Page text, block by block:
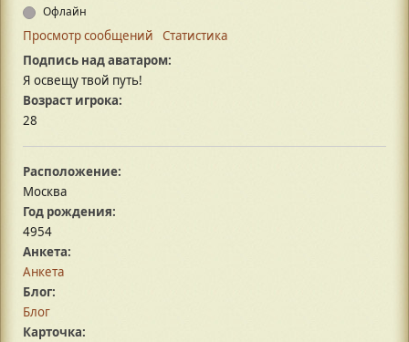
Офлайн
Просмотр сообщений
Статистика
Подпись над аватаром:
Я освещу твой путь!
Возраст игрока:
28
Расположение:
Москва
Год рождения:
4954
Анкета:
Анкета
Блог:
Блог
Карточка: